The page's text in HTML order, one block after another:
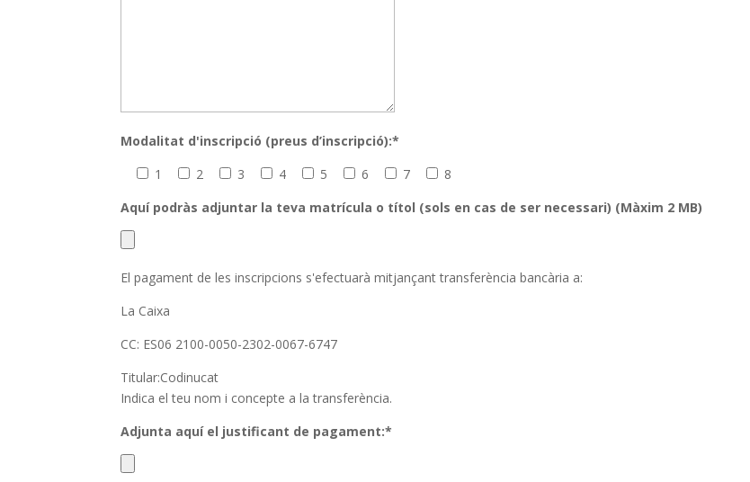
Modalitat d'inscripció (preus d’inscripció):*
1
2 3 4 5 6 7
8
Aquí podràs adjuntar la teva matrícula o títol (sols en cas de ser necessari) (Màxim 2 MB)
El pagament de les inscripcions s'efectuarà mitjançant transferència bancària a:
La Caixa
CC: ES06 2100-0050-2302-0067-6747
Titular:Codinucat
Indica el teu nom i concepte a la transferència.
Adjunta aquí el justificant de pagament:*